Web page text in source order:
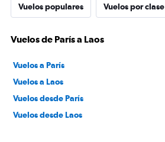
Vuelos populares Vuelos por clase
Vuelos de París a Laos
Vuelos a París
Vuelos a Laos
Vuelos desde París
Vuelos desde Laos